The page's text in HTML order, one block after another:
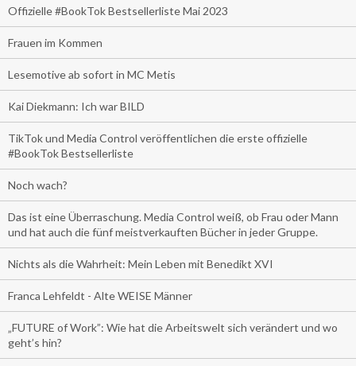
Offizielle #BookTok Bestsellerliste Mai 2023
Frauen im Kommen
Lesemotive ab sofort in MC Metis
Kai Diekmann: Ich war BILD
TikTok und Media Control veröffentlichen die erste offizielle
#BookTok Bestsellerliste
Noch wach?
Das ist eine Überraschung. Media Control weiß, ob Frau oder Mann
und hat auch die fünf meistverkauften Bücher in jeder Gruppe.
Nichts als die Wahrheit: Mein Leben mit Benedikt XVI
Franca Lehfeldt - Alte WEISE Männer
„FUTURE of Work”: Wie hat die Arbeitswelt sich verändert und wo
geht’s hin?